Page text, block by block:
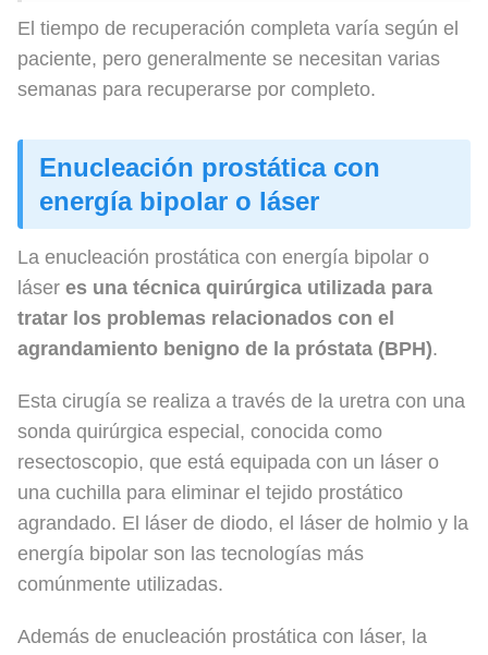
El tiempo de recuperación completa varía según el
paciente, pero generalmente se necesitan varias
semanas para recuperarse por completo.
Enucleación prostática con
energía bipolar o láser
La enucleación prostática con energía bipolar o
láser es una técnica quirúrgica utilizada para
tratar los problemas relacionados con el
agrandamiento benigno de la próstata (BPH).
Esta cirugía se realiza a través de la uretra con una
sonda quirúrgica especial, conocida como
resectoscopio, que está equipada con un láser o
una cuchilla para eliminar el tejido prostático
agrandado. El láser de diodo, el láser de holmio y la
energía bipolar son las tecnologías más
comúnmente utilizadas.
Además de enucleación prostática con láser, la